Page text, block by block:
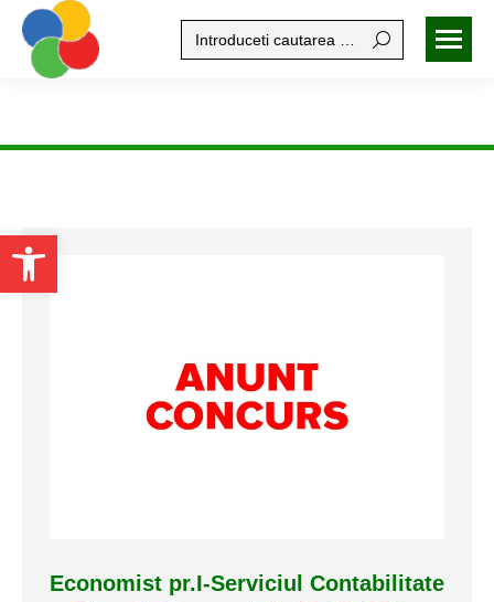
Open toolbar
Search:
Economist pr.I-Serviciul Contabilitate